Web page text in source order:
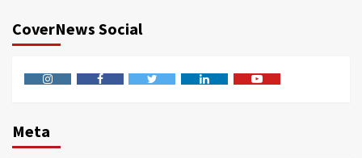
CoverNews Social
Meta